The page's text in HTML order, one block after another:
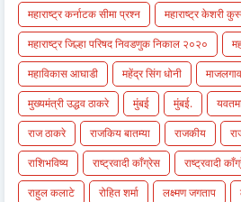
महाराष्ट्र कर्नाटक सीमा प्रश्न
महाराष्ट्र केशरी
महाराष्ट्र जिल्हा परिषद निवडणुक निकाल २०२०
महाविकास आघाडी
महेंद्र सिंग धोनी माजलगाव
मुख्यमंत्री उद्धव ठाकरे
मुंबई मुंबई.
राज ठाकरे
राजकिय बातम्या राजकीय
राशिभविष्य
राष्ट्रवादी काँग्रेस
राष्ट्रवादी
राहुल कलाटे
रोहित शर्मा लक्ष्मण जगताप